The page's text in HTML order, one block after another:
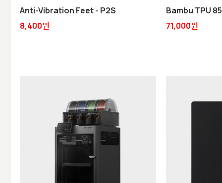
Anti-Vibration Feet - P2S
8,400원
Bambu TPU
71,000원